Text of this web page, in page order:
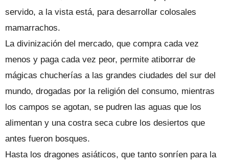
servido, a la vista está, para desarrollar colosales
mamarrachos.
La divinización del mercado, que compra cada vez
menos y paga cada vez peor, permite atiborrar de
mágicas chucherías a las grandes ciudades del sur del
mundo, drogadas por la religión del consumo, mientras
los campos se agotan, se pudren las aguas que los
alimentan y una costra seca cubre los desiertos que
antes fueron bosques.
Hasta los dragones asiáticos, que tanto sonríen para la